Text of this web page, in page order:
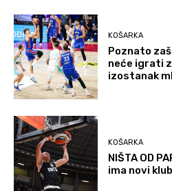
KOŠARKA
Poznato
neće igrati
izostanak
KOŠARKA
NIŠTA OD
ima novi klub